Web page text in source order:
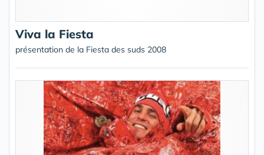
Viva la Fiesta
présentation de la Fiesta des suds 2008